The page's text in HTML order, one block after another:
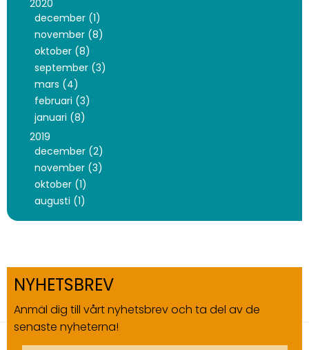
2020
december (1)
november (8)
oktober (8)
september (3)
mars (4)
februari (3)
januari (8)
2019
december (2)
november (3)
oktober (1)
augusti (1)
NYHETSBREV
Anmäl dig till vårt nyhetsbrev och ta del av de
senaste nyheterna!